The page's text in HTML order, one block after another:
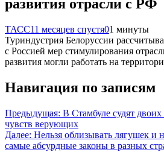
развития отрасли с РФ
ТАСС11 месяцев спустя01 минуты
Туриндустрия Белоруссии
с Россией мер стимулирования
развития могли работать на
Навигация по записям
Предыдущая: В Стамбуле судят двоих
чувств верующих
Далее: Нельзя облизывать лягушек и
самые абсурдные законы в разных